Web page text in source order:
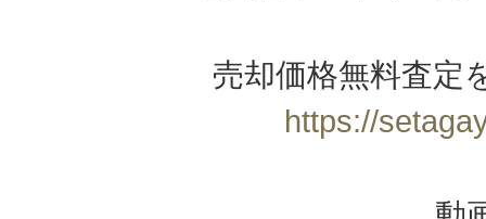
売却価格無料査定
https://